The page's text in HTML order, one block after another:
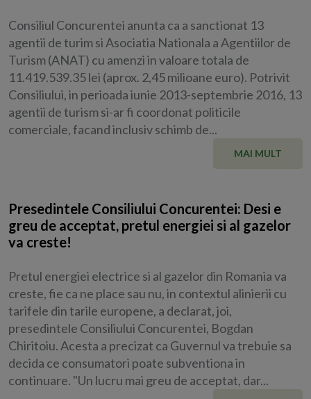
Consiliul Concurentei anunta ca a sanctionat 13
agentii de turim si Asociatia Nationala a Agentiilor de
Turism (ANAT) cu amenzi in valoare totala de
11.419.539.35 lei (aprox. 2,45 milioane euro). Potrivit
Consiliului, in perioada iunie 2013-septembrie 2016, 13
agentii de turism si-ar fi coordonat politicile
comerciale, facand inclusiv schimb de...
MAI MULT
Presedintele Consiliului Concurentei: Desi e
greu de acceptat, pretul energiei si al gazelor
va creste!
Pretul energiei electrice si al gazelor din Romania va
creste, fie ca ne place sau nu, in contextul alinierii cu
tarifele din tarile europene, a declarat, joi,
presedintele Consiliului Concurentei, Bogdan
Chiritoiu. Acesta a precizat ca Guvernul va trebuie sa
decida ce consumatori poate subventiona in
continuare. "Un lucru mai greu de acceptat, dar...